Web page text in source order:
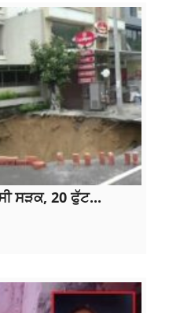
ਸੜਕ, 20 ਫੁੱਟ...